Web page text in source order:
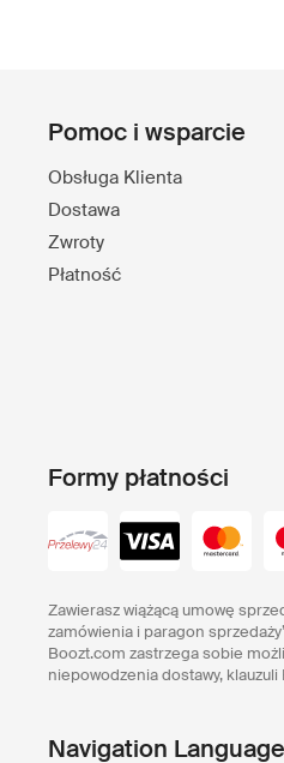
Pomoc i wsparcie
Obsługa Klienta
Dostawa
Zwroty
Płatność
Formy płatności
Zawierasz wiążącą umowę
zamówienia i paragon
Boozt.com zastrzega sobie
niepowodzenia dostawy,
Navigation Language